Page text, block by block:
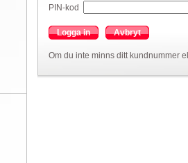
PIN-kod
Logga in Avbryt
Om du inte minns ditt kundnummer